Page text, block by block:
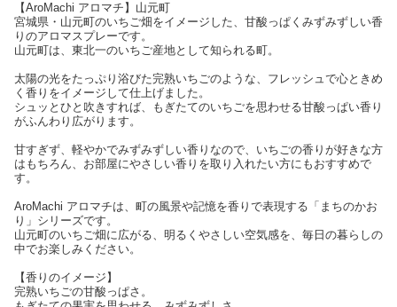
【AroMachi アロマチ】山元町
宮城県・山元町のいちご畑をイメージした、甘酸っぱくみずみずしい香
りのアロマスプレーです。
山元町は、東北一のいちご産地として知られる町。
太陽の光をたっぷり浴びた完熟いちごのような、フレッシュで心ときめ
く香りをイメージして仕上げました。
シュッとひと吹きすれば、もぎたてのいちごを思わせる甘酸っぱい香り
がふんわり広がります。
甘すぎず、軽やかでみずみずしい香りなので、いちごの香りが好きな方
はもちろん、お部屋にやさしい香りを取り入れたい方にもおすすめで
す。
AroMachi アロマチは、町の風景や記憶を香りで表現する「まちのかお
り」シリーズです。
山元町のいちご畑に広がる、明るくやさしい空気感を、毎日の暮らしの
中でお楽しみください。
【香りのイメージ】
完熟いちごの甘酸っぱさ。